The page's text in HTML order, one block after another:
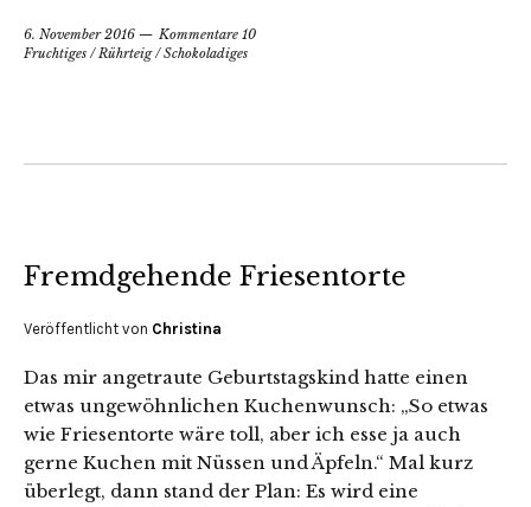
6. November 2016
Kommentare 10
Fruchtiges /Rührteig/Schokoladiges
Fremdgehende Friesentorte
Veröffentlicht von Christina
Das mir angetraute Geburtstagskind hatte einen
etwas ungewöhnlichen Kuchenwunsch: „So etwas
wie Friesentorte wäre toll, aber ich esse ja auch
gerne Kuchen mit Nüssen und Äpfeln.“ Mal kurz
überlegt, dann stand der Plan: Es wird eine